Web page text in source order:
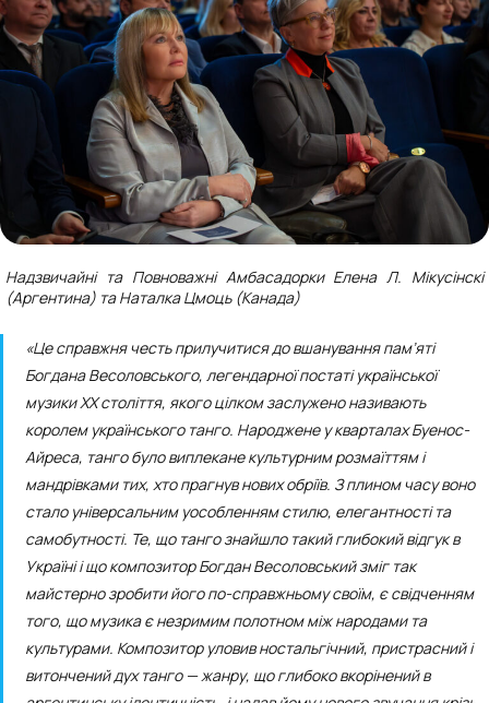
Надзвичайні та Повноважні Амбасадорки Елена Л. Мікусінскі
(Аргентина) та Наталка Цмоць (Канада)
«Це справжня честь прилучитися до вшанування пам’яті
Богдана Весоловського, легендарної постаті української
музики ХХ століття, якого цілком заслужено називають
королем українського танго. Народжене у кварталах Буенос-
Айреса, танго було виплекане культурним розмаїттям і
мандрівками тих, хто прагнув нових обріїв. З плином часу воно
стало універсальним уособленням стилю, елегантності та
самобутності. Те, що танго знайшло такий глибокий відгук в
Україні і що композитор Богдан Весоловський зміг так
майстерно зробити його по-справжньому своїм, є свідченням
того, що музика є незримим полотном між народами та
культурами. Композитор уловив ностальгічний, пристрасний і
витончений дух танго — жанру, що глибоко вкорінений в